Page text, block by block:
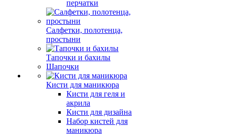
перчатки
Салфетки, полотенца,
простыни
Тапочки и бахилы
Шапочки
Кисти для маникюра
Кисти для геля и
акрила
Кисти для дизайна
Набор кистей для
маникюра